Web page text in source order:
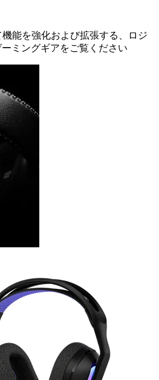
能を強化および拡張する、ロジ
ミングギアをご覧ください